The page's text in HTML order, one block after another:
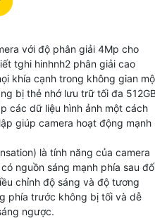
thị màu ban đêm. một số
light và phát hiện
Nét ấn tượng này
và bảo vệ cho ngôi nhà
mọi tình huống, ngay cả
điều kiện ánh sáng không
2K Dahua phù hợp để tăng
không gian của bạn.
với độ phân giải 4Mp cho
tghi hinhnh2 phân giải cao
khía cạnh trong không gian
bị thẻ nhớ lưu trữ tối đa
các dữ liệu hình ảnh một cách
giúp camera hoạt động mạnh
là tính năng của camera
nguồn sáng mạnh phía sau
chỉnh độ sáng và độ tương
phía trước không bị tối và dễ
ngược.